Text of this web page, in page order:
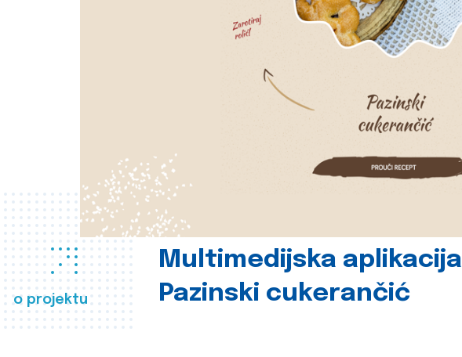
o projektu
Multimedijska aplikacija
Pazinski cukerančić